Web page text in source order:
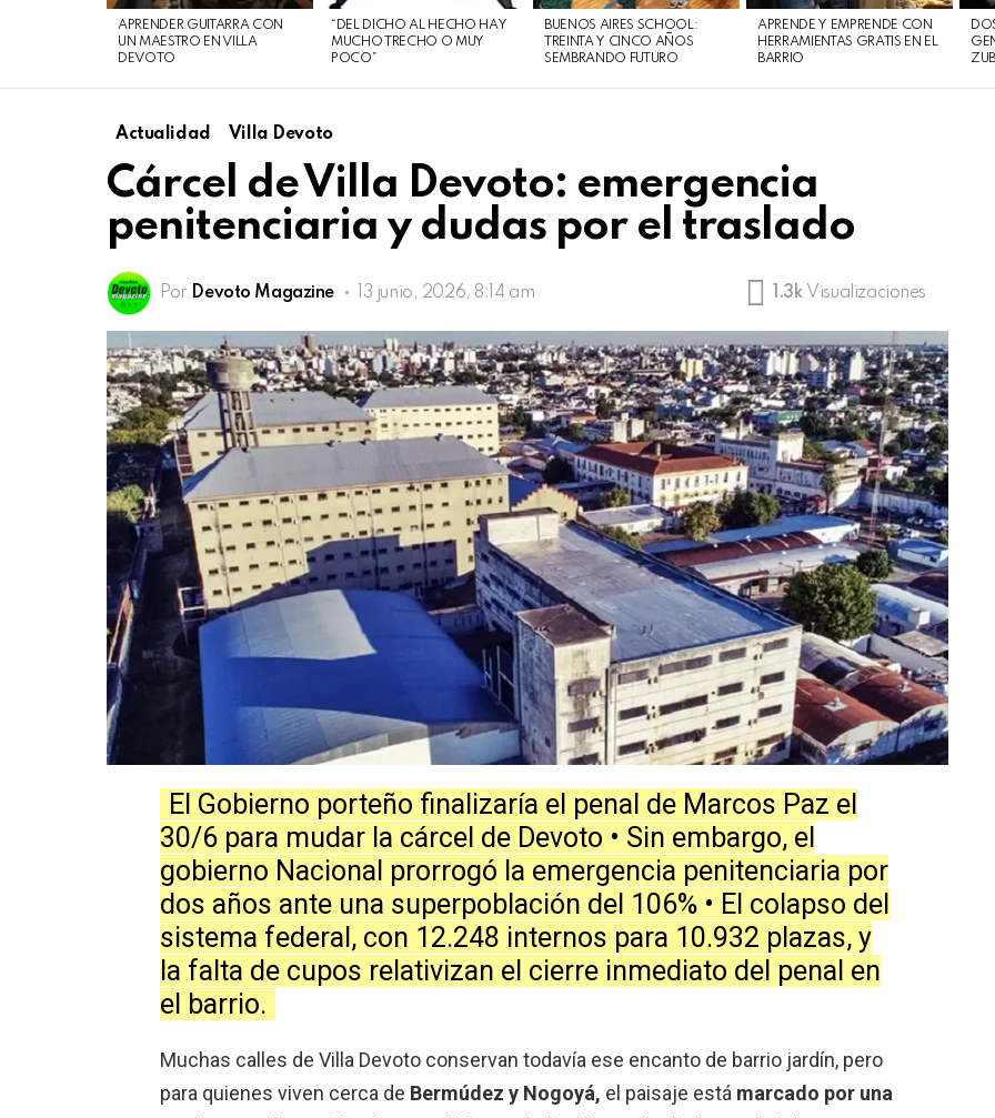
APRENDER GUITARRA CON
UN MAESTRO EN VILLA
DEVOTO
“DEL DICHO AL HECHO HAY
MUCHO TRECHO O MUY
POCO”
BUENOS AIRES SCHOOL:
TREINTA Y CINCO AÑOS
SEMBRANDO FUTURO
APRENDE Y EMPRENDE CON
HERRAMIENTAS GRATIS EN EL
BARRIO
Actualidad Villa Devoto
Cárcel de Villa Devoto: emergencia
penitenciaria y dudas por el traslado
Por Devoto Magazine 13 junio, 2026, 8:14 am 1.3k Visualizaciones
El Gobierno porteño finalizaría el penal de Marcos Paz el
30/6 para mudar la cárcel de Devoto • Sin embargo, el
gobierno Nacional prorrogó la emergencia penitenciaria por
dos años ante una superpoblación del 106% • El colapso del
sistema federal, con 12.248 internos para 10.932 plazas, y
la falta de cupos relativizan el cierre inmediato del penal en
el barrio.
Muchas calles de Villa Devoto conservan todavía ese encanto de barrio jardín, pero
para quienes viven cerca de Bermúdez y Nogoyá, el paisaje está marcado por una
agosto
2026